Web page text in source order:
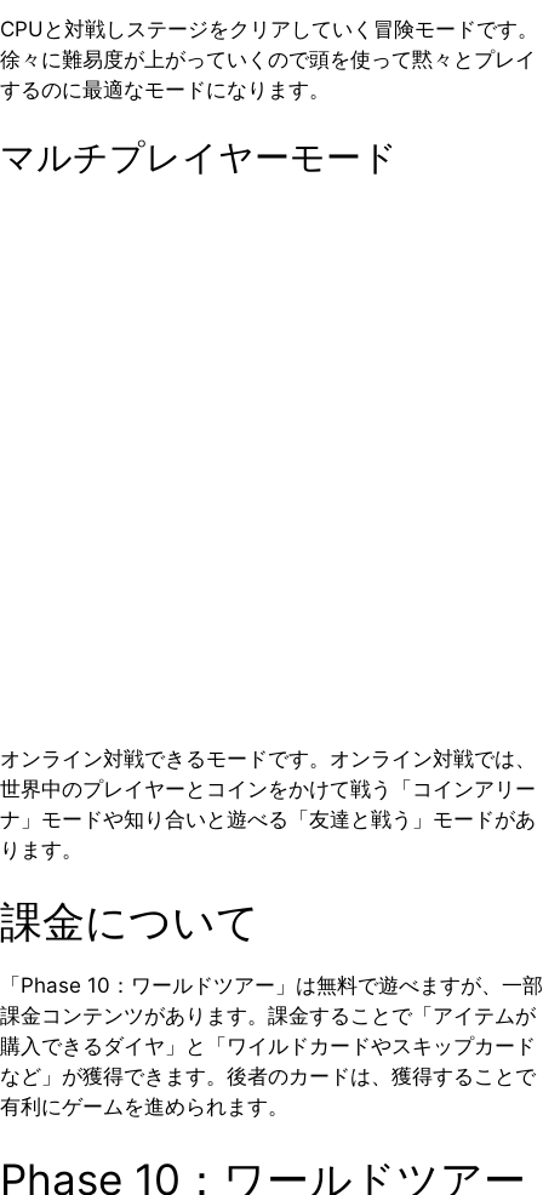
CPUと対戦しステージをクリアしていく冒険モードです。
徐々に難易度が上がっていくので頭を使って黙々とプレイ
するのに最適なモードになります。
マルチプレイヤーモード
オンライン対戦できるモードです。オンライン対戦では、
世界中のプレイヤーとコインをかけて戦う「コインアリー
ナ」モードや知り合いと遊べる「友達と戦う」モードがあ
ります。
課金について
「Phase 10：ワールドツアー」は無料で遊べますが、一部
課金コンテンツがあります。課金することで「アイテムが
購入できるダイヤ」と「ワイルドカードやスキップカード
など」が獲得できます。後者のカードは、獲得することで
有利にゲームを進められます。
Phase 10：ワールドツアー